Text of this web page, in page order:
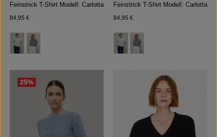
Feinstrick T-Shirt Modell: Carlotta
Regulärer Preis:
84,95 €
Farbeauswählen
Feinstrick T-Shirt Modell: Carlotta
Regulärer Preis:
84,95 €
Farbeauswählen
25%